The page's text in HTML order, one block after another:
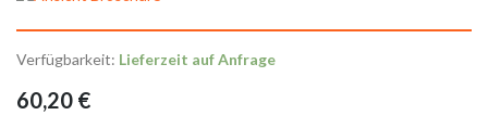
Verfügbarkeit: Lieferzeit auf Anfrage
60,20 €